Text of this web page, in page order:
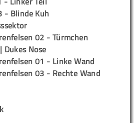
- Blinde Kuh
02 - Türmchen
Nose
01 - Linke Wand
03 - Rechte Wand